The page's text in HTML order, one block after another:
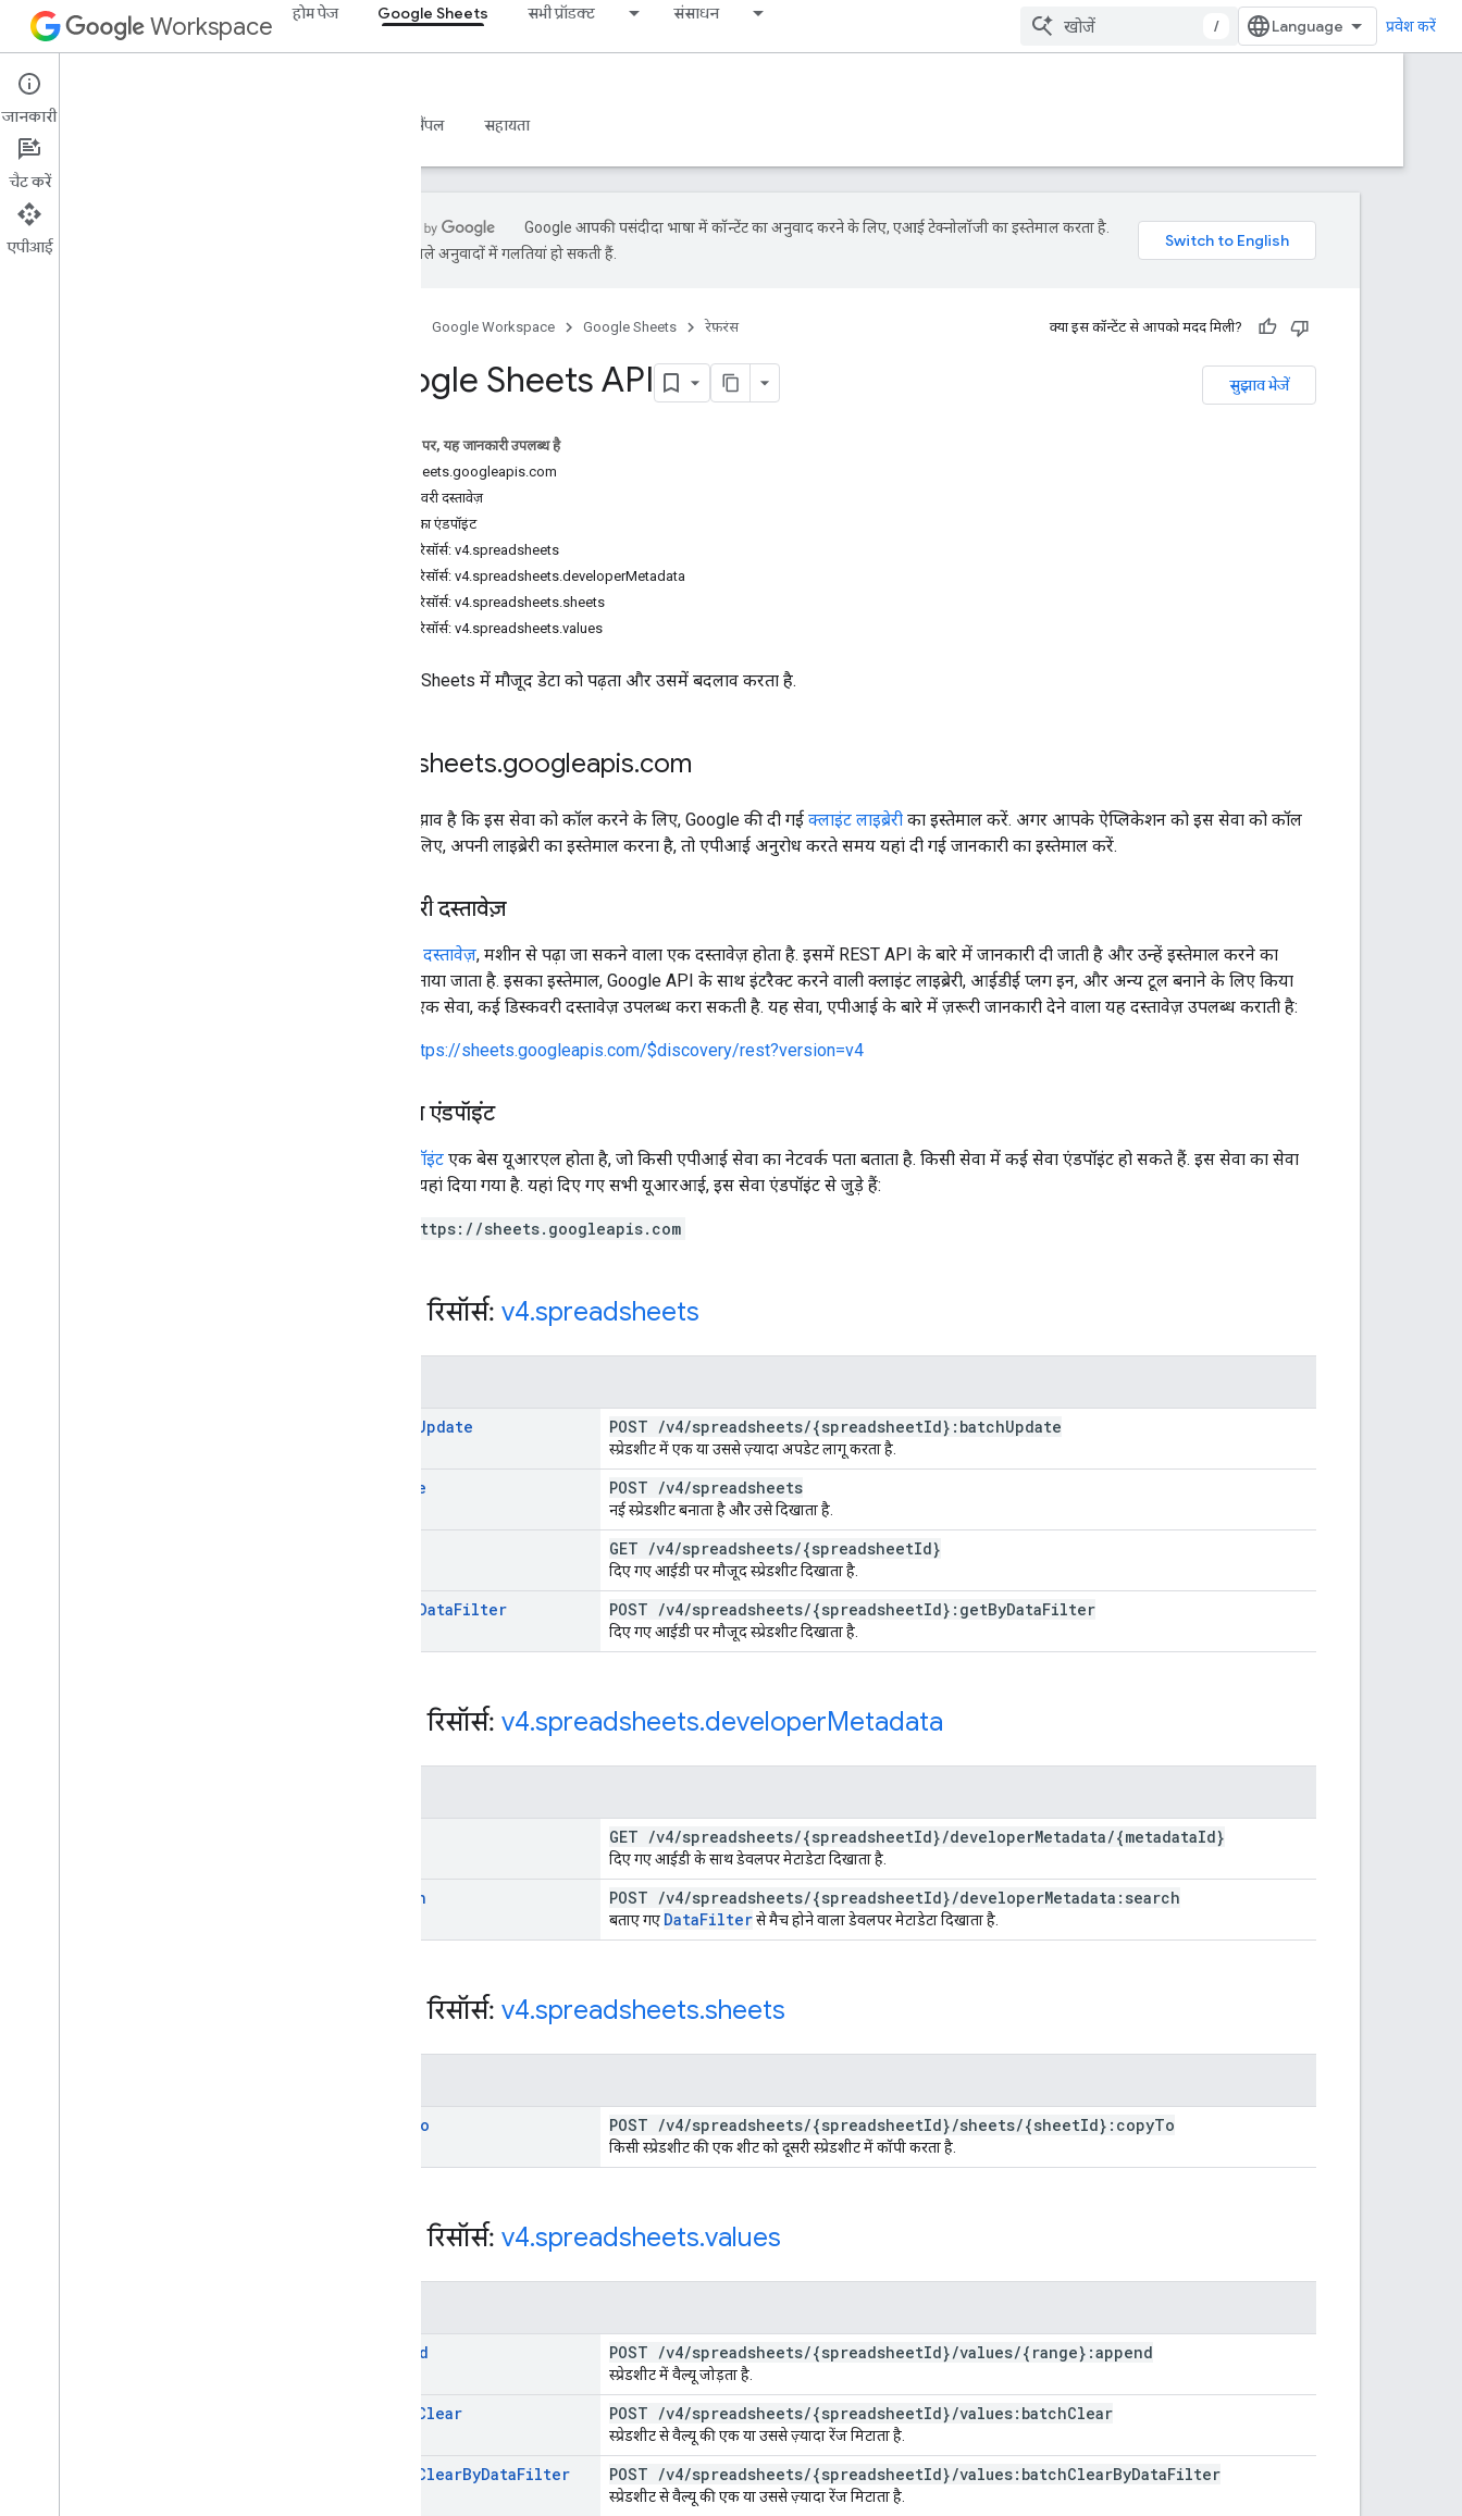
Workspace होम पेज Google Sheets सभी प्रॉडक्ट संसाधन
/ प्रवेश करें
Google Sheets
खास जानकारी सैंपल सहायता
Google आपकी पसंदीदा भाषा में कॉन्टेंट का अनुवाद करने के लिए, एआई टेक्नोलॉजी का इस्तेमाल करता है.
एआई से मिले अनुवादों में गलतियां हो सकती हैं.
Google Workspace Google Sheets रेफ़रंस क्या इस कॉन्टेंट से आपको मदद मिली?
सुझाव भेजें
Google Sheets API
इस पेज पर, यह जानकारी उपलब्ध है
सेवा: sheets.googleapis.com
डिस्कवरी दस्तावेज़
सेवा का एंडपॉइंट
REST रिसॉर्स: v4.spreadsheets
REST रिसॉर्स: v4.spreadsheets.developerMetadata
REST रिसॉर्स: v4.spreadsheets.sheets
REST रिसॉर्स: v4.spreadsheets.values
Google Sheets में मौजूद डेटा को पढ़ता और उसमें बदलाव करता है.
सेवा: sheets.googleapis.com
हमारा सुझाव है कि इस सेवा को कॉल करने के लिए, Google की दी गई क्लाइंट लाइब्रेरी का इस्तेमाल करें. अगर आपके ऐप्लिकेशन को इस सेवा को कॉल
करने के लिए, अपनी लाइब्रेरी का इस्तेमाल करना है, तो एपीआई अनुरोध करते समय यहां दी गई जानकारी का इस्तेमाल करें.
डिस्कवरी दस्तावेज़
डिस्कवरी दस्तावेज़, मशीन से पढ़ा जा सकने वाला एक दस्तावेज़ होता है. इसमें REST API के बारे में जानकारी दी जाती है और उन्हें इस्तेमाल करने का
तरीका बताया जाता है. इसका इस्तेमाल, Google API के साथ इंटरैक्ट करने वाली क्लाइंट लाइब्रेरी, आईडीई प्लग इन, और अन्य टूल बनाने के लिए किया
जाता है. एक सेवा, कई डिस्कवरी दस्तावेज़ उपलब्ध करा सकती है. यह सेवा, एपीआई के बारे में ज़रूरी जानकारी देने वाला यह दस्तावेज़ उपलब्ध कराती है:
https://sheets.googleapis.com/$discovery/rest?version=v4
सेवा का एंडपॉइंट
सेवा एंडपॉइंट एक बेस यूआरएल होता है, जो किसी एपीआई सेवा का नेटवर्क पता बताता है. किसी सेवा में कई सेवा एंडपॉइंट हो सकते हैं. इस सेवा का सेवा
एंडपॉइंट यहां दिया गया है. यहां दिए गए सभी यूआरआई, इस सेवा एंडपॉइंट से जुड़े हैं:
https://sheets.googleapis.com
REST रिसॉर्स: v4.spreadsheets
Update POST /v4/spreadsheets/{spreadsheetId}:batchUpdate
स्प्रेडशीट में एक या उससे ज़्यादा अपडेट लागू करता है.
create POST /v4/spreadsheets
नई स्प्रेडशीट बनाता है और उसे दिखाता है.
GET /v4/spreadsheets/{spreadsheetId}
दिए गए आईडी पर मौजूद स्प्रेडशीट दिखाता है.
DataFilter POST /v4/spreadsheets/{spreadsheetId}:getByDataFilter
दिए गए आईडी पर मौजूद स्प्रेडशीट दिखाता है.
REST रिसॉर्स: v4.spreadsheets.developerMetadata
GET /v4/spreadsheets/{spreadsheetId}/developerMetadata/{metadataId}
दिए गए आईडी के साथ डेवलपर मेटाडेटा दिखाता है.
search POST /v4/spreadsheets/{spreadsheetId}/developerMetadata:search
बताए गए DataFilterसे मैच होने वाला डेवलपर मेटाडेटा दिखाता है.
REST रिसॉर्स: v4.spreadsheets.sheets
To POST /v4/spreadsheets/{spreadsheetId}/sheets/{sheetId}:copyTo
किसी स्प्रेडशीट की एक शीट को दूसरी स्प्रेडशीट में कॉपी करता है.
REST रिसॉर्स: v4.spreadsheets.values
append POST /v4/spreadsheets/{spreadsheetId}/values/{range}:append
स्प्रेडशीट में वैल्यू जोड़ता है.
Clear POST /v4/spreadsheets/{spreadsheetId}/values:batchClear
स्प्रेडशीट से वैल्यू की एक या उससे ज़्यादा रेंज मिटाता है.
ClearByDataFilter POST /v4/spreadsheets/{spreadsheetId}/values:batchClearByDataFilter
स्प्रेडशीट से वैल्यू की एक या उससे ज़्यादा रेंज मिटाता है.
जानकारी
चैट करें
एपीआई